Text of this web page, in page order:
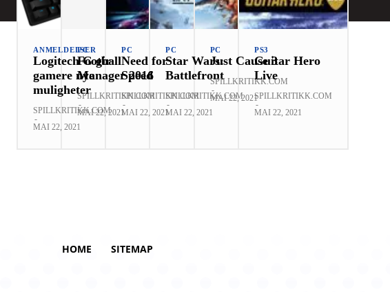
ANMELDELSER
Logitech G gir
gamere nye
muligheter
SPILLKRITIKK.COM
-
MAI 22, 2021
PC
Football
Manager 2016
SPILLKRITIKK.COM
-
MAI 22, 2021
PC
Need for
Speed
SPILLKRITIKK.COM
-
MAI 22, 2021
PC
Star Wars:
Battlefront
SPILLKRITIKK.COM
-
MAI 22, 2021
PC
Just Cause 3
SPILLKRITIKK.COM
-
MAI 22, 2021
PS3
Guitar Hero
Live
SPILLKRITIKK.COM
-
MAI 22, 2021
HOME SITEMAP